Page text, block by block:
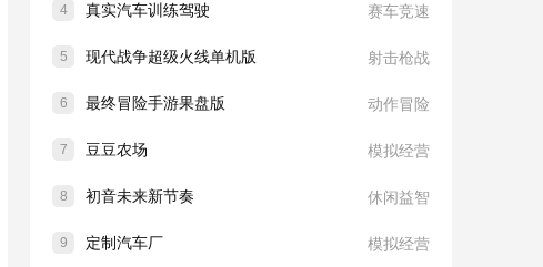
4 真实汽车训练驾驶 赛车竞速
5 现代战争超级火线单机版 射击枪战
6 最终冒险手游果盘版 动作冒险
7 豆豆农场 模拟经营
8 初音未来新节奏 休闲益智
9 定制汽车厂 模拟经营